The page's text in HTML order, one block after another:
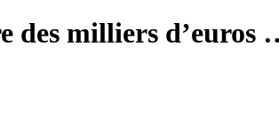
des milliers d’euros